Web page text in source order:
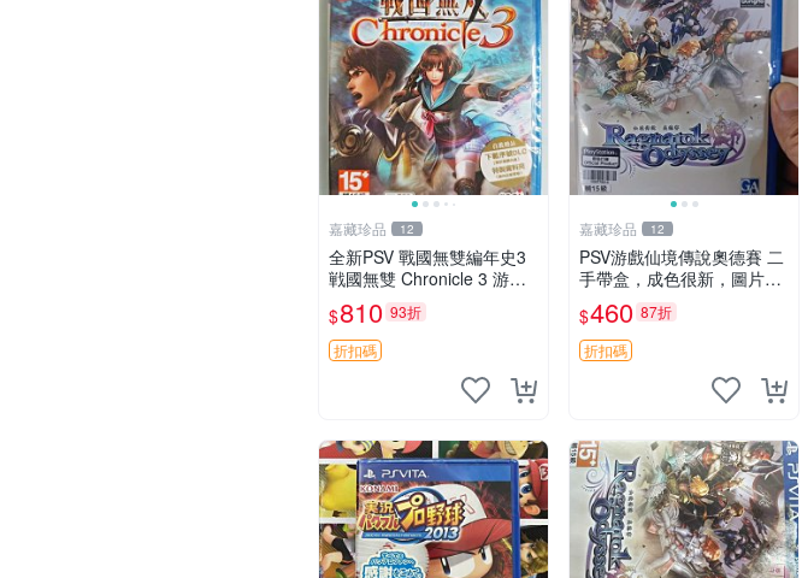
嘉藏珍品 12
全新PSV 戰國無雙編年史3
戦國無雙 Chronicle 3 游戲
卡帶 日文 【原裝正版 實體
游戲卡帶】 【港版日文】
【全新未開封，拆封後不支
持退
$810 93折
折扣碼
嘉藏珍品 12
PSV游戲仙境傳說奧德賽 二
手帶盒，成色很新，圖片實
拍 現貨，可發，僅此一張
$460 87折
折扣碼